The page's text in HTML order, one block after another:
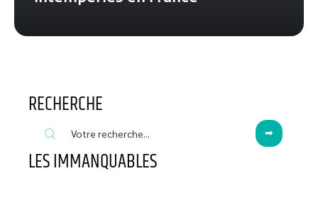
RECHERCHE
LES IMMANQUABLES